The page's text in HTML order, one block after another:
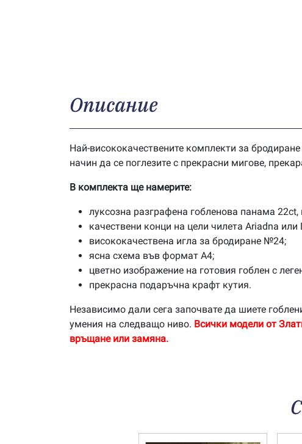
Описание
Най-висококачествените комплекти за
начин да се поглезите с прекрасни мигове,
В комплекта ще намерите:
луксозна разграфена гобленова панама
качествени конци на цели чилета Ariadna
висококачествена игла за бродиране №24;
ясна схема във формат А4;
цветно изображение на готовия гоблен с
прекрасна подаръчна крафт кутия.
Независимо дали сега започвате да шиете
умения на следващо ниво. Всички модели от
връщане или замяна.